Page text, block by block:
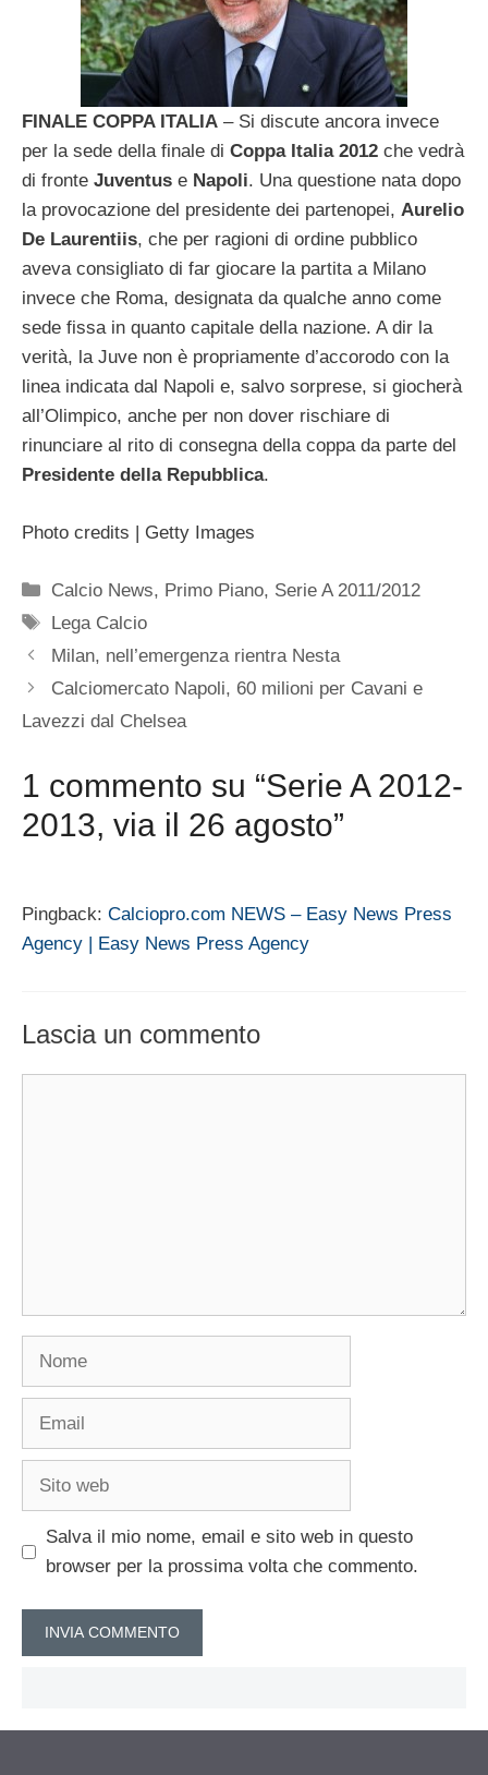
FINALE COPPA ITALIA – Si discute ancora invece
per la sede della finale di Coppa Italia 2012 che vedrà
di fronte Juventus e Napoli. Una questione nata dopo
la provocazione del presidente dei partenopei, Aurelio
De Laurentiis, che per ragioni di ordine pubblico
aveva consigliato di far giocare la partita a Milano
invece che Roma, designata da qualche anno come
sede fissa in quanto capitale della nazione. A dir la
verità, la Juve non è propriamente d’accorodo con la
linea indicata dal Napoli e, salvo sorprese, si giocherà
all’Olimpico, anche per non dover rischiare di
rinunciare al rito di consegna della coppa da parte del
Presidente della Repubblica.
Photo credits | Getty Images
Categorie
Calcio News, Primo Piano, Serie A 2011/2012
Tag
Lega Calcio
Milan, nell’emergenza rientra Nesta
Calciomercato Napoli, 60 milioni per Cavani e
Lavezzi dal Chelsea
1 commento su “Serie A 2012-
2013, via il 26 agosto”
Pingback: Calciopro.com NEWS – Easy News Press
Agency | Easy News Press Agency
Lascia un commento
Nome
Email
Sito
Salva il mio nome, email e sito web in questo
browser per la prossima volta che commento.